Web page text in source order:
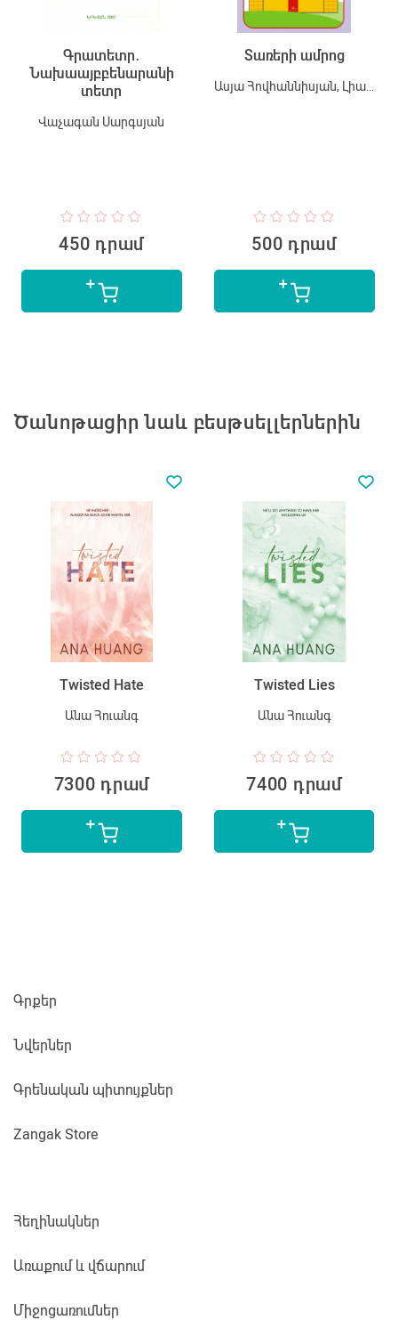
Գրատետր․
Նախաայբբենարանի
տետր
Վաչագան Սարգսյան
450 դրամ
Տառերի ամրոց
Ասյա Հովհաննիսյան, Լիանա Իսկանդարյան
500 դրամ
Ծանոթացիր նաև բեսթսելլերներին
Twisted Hate
Անա Հուանգ
7300 դրամ
Twisted Lies
Անա Հուանգ
7400 դրամ
Գրքեր
Նվերներ
Գրենական պիտույքներ
Zangak Store
Հեղինակներ
Առաքում և վճարում
Միջոցառումներ